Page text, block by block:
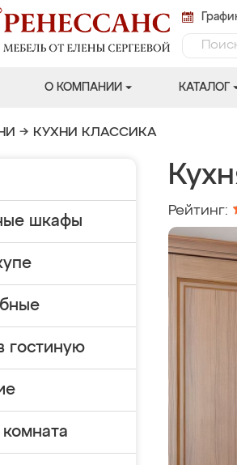
О КОМПАНИИ КАТАЛОГ
→ КУХНИ КЛАССИКА
шкафы
гостиную
Рейтинг: